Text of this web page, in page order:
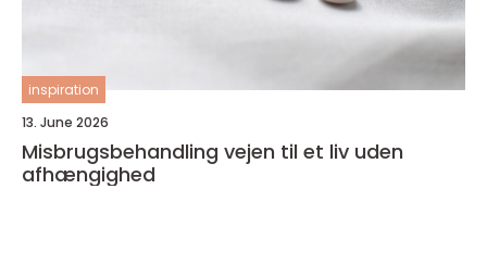
inspiration
13. June 2026
Misbrugsbehandling vejen til et liv uden
afhængighed